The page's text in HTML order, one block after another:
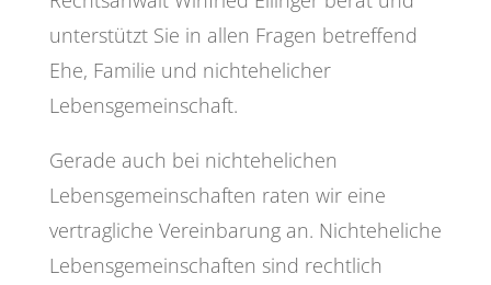
unterstützt Sie in allen Fragen betreffend
Ehe, Familie und nichtehelicher
Lebensgemeinschaft.
Gerade auch bei nichtehelichen
Lebensgemeinschaften raten wir eine
vertragliche Vereinbarung an. Nichteheliche
Lebensgemeinschaften sind rechtlich